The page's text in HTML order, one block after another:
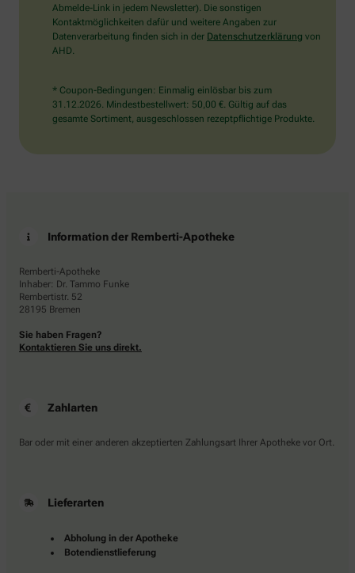
Abmelde-Link in jedem Newsletter). Die sonstigen
Kontaktmöglichkeiten dafür und weitere Angaben zur
Datenverarbeitung finden sich in der Datenschutzerklärung von
AHD.
* Coupon-Bedingungen: Einmalig einlösbar bis zum
31.12.2026. Mindestbestellwert: 50,00 €. Gültig auf das
gesamte Sortiment, ausgeschlossen rezeptpflichtige Produkte.
Information der Remberti-Apotheke
Remberti-Apotheke
Inhaber: Dr. Tammo Funke
Rembertistr. 52
28195 Bremen
Sie haben Fragen?
Kontaktieren Sie uns direkt.
Zahlarten
Bar oder mit einer anderen akzeptierten Zahlungsart Ihrer Apotheke vor Ort.
Lieferarten
Abholung in der Apotheke
Botendienstlieferung